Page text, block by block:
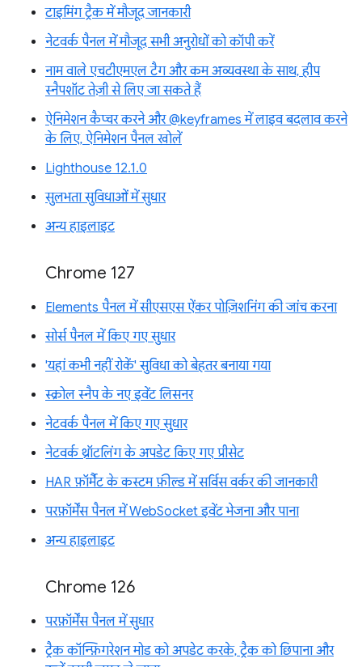
टाइमिंग ट्रैक में मौजूद जानकारी
नेटवर्क पैनल में मौजूद सभी अनुरोधों को कॉपी करें
नाम वाले एचटीएमएल टैग और कम अव्यवस्था के साथ, हीप
स्नैपशॉट तेज़ी से लिए जा सकते हैं
ऐनिमेशन कैप्चर करने और @keyframes में लाइव बदलाव करने
के लिए, ऐनिमेशन पैनल खोलें
Lighthouse 12.1.0
सुलभता सुविधाओं में सुधार
अन्य हाइलाइट
Chrome 127
Elements पैनल में सीएसएस ऐंकर पोज़िशनिंग की जांच करना
सोर्स पैनल में किए गए सुधार
'यहां कभी नहीं रोकें' सुविधा को बेहतर बनाया गया
स्क्रोल स्नैप के नए इवेंट लिसनर
नेटवर्क पैनल में किए गए सुधार
नेटवर्क थ्रॉटलिंग के अपडेट किए गए प्रीसेट
HAR फ़ॉर्मैट के कस्टम फ़ील्ड में सर्विस वर्कर की जानकारी
परफ़ॉर्मेंस पैनल में WebSocket इवेंट भेजना और पाना
अन्य हाइलाइट
Chrome 126
परफ़ॉर्मेंस पैनल में सुधार
ट्रैक कॉन्फ़िगरेशन मोड को अपडेट करके, ट्रैक को छिपाना और